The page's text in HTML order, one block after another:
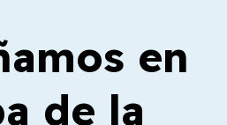
en
de la